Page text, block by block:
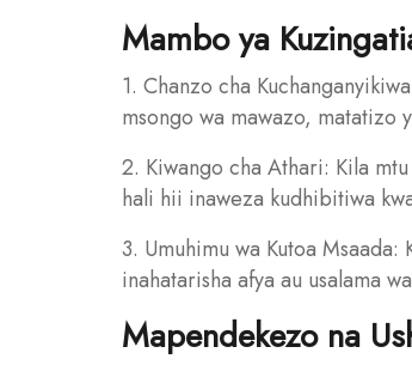
Mambo ya
1. Chanzo cha
msongo wa mawazo, matatizo
2. Kiwango cha Athari: Kila
hali hii inaweza kudhibitiwa
3. Umuhimu wa Kutoa
inahatarisha afya au usalama
Mapendekezo na